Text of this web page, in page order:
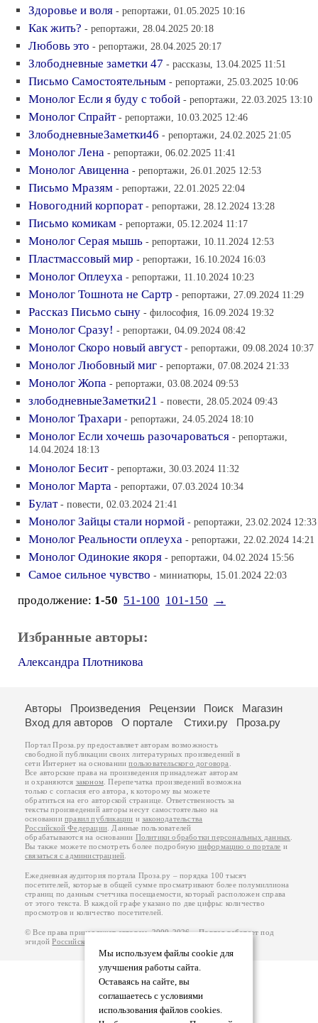
Здоровье и воля - репортажи, 01.05.2025 10:16
Как жить? - репортажи, 28.04.2025 20:18
Любовь это - репортажи, 28.04.2025 20:17
Злободневные заметки 47 - рассказы, 13.04.2025 11:51
Письмо Самостоятельным - репортажи, 25.03.2025 10:06
Монолог Если я буду с тобой - репортажи, 22.03.2025 13:10
Монолог Спрайт - репортажи, 10.03.2025 12:46
ЗлободневныеЗаметки46 - репортажи, 24.02.2025 21:05
Монолог Лена - репортажи, 06.02.2025 11:41
Монолог Авиценна - репортажи, 26.01.2025 12:53
Письмо Мразям - репортажи, 22.01.2025 22:04
Новогодний корпорат - репортажи, 28.12.2024 13:28
Письмо комикам - репортажи, 05.12.2024 11:17
Монолог Серая мышь - репортажи, 10.11.2024 12:53
Пластмассовый мир - репортажи, 16.10.2024 16:03
Монолог Оплеуха - репортажи, 11.10.2024 10:23
Монолог Тошнота не Сартр - репортажи, 27.09.2024 11:29
Рассказ Письмо сыну - философия, 16.09.2024 19:32
Монолог Сразу! - репортажи, 04.09.2024 08:42
Монолог Скоро новый август - репортажи, 09.08.2024 10:37
Монолог Любовный миг - репортажи, 07.08.2024 21:33
Монолог Жопа - репортажи, 03.08.2024 09:53
злободневныеЗаметки21 - повести, 28.05.2024 09:43
Монолог Трахари - репортажи, 24.05.2024 18:10
Монолог Если хочешь разочароваться - репортажи,
14.04.2024 18:13
Монолог Бесит - репортажи, 30.03.2024 11:32
Монолог Марта - репортажи, 07.03.2024 10:34
Булат - повести, 02.03.2024 21:41
Монолог Зайцы стали нормой - репортажи, 23.02.2024 12:33
Монолог Реальности оплеуха - репортажи, 22.02.2024 14:21
Монолог Одинокие якоря - репортажи, 04.02.2024 15:56
Самое сильное чувство - миниатюры, 15.01.2024 22:03
продолжение: 1-50 51-100 101-150 →
Избранные авторы:
Александра Плотникова
Мы используем файлы cookie для
улучшения работы сайта.
Оставаясь на сайте, вы
соглашаетесь с условиями
использования файлов cookies.
Авторы Произведения Рецензии Поиск
Магазин
Вход для авторов
О портале Стихи.ру Проза.ру
Портал Проза.ру предоставляет авторам возможность
свободной публикации своих литературных произведений в
сети Интернет на основаниипользовательского договора
Все авторские права на произведения принадлежат авторам
и охраняются законом . Перепечатка произведений возможна
только с согласия его автора, к которому вы можете
обратиться на его авторской странице. Ответственность за
тексты произведений авторы несут самостоятельно на
основанииправил публикации изаконодательства
Российской Федерации . Данные пользователей
обрабатываются на основании Политики обработки персональных данных
Вы также можете посмотреть более подробную информацию о портале и
связаться с администрацией
Ежедневная аудитория портала Проза.ру – порядка 100 тысяч
посетителей, которые в общей сумме просматривают более полумиллиона
страниц по данным счетчика посещаемости, который расположен справа
от этого текста. В каждой графе указано по две цифры: количество
просмотров и количество посетителей.
© Все права принадлежат авторам, 2000-2026. Портал работает под
эгидойРоссийского союза писателей